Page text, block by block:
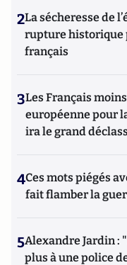
2La sécheresse de
rupture historique
français
3Les Français
européenne pour
ira le grand
4Ces mots piégés
fait flamber la
5Alexandre Jardin :
plus à une police